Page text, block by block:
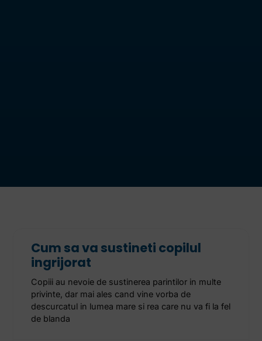
Cum sa va sustineti copilul
ingrijorat
Copiii au nevoie de sustinerea parintilor in multe
privinte, dar mai ales cand vine vorba de
descurcatul in lumea mare si rea care nu va fi la fel
de blanda